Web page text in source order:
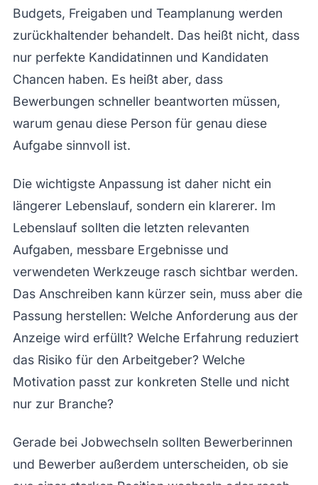
Budgets, Freigaben und Teamplanung werden
zurückhaltender behandelt. Das heißt nicht, dass
nur perfekte Kandidatinnen und Kandidaten
Chancen haben. Es heißt aber, dass
Bewerbungen schneller beantworten müssen,
warum genau diese Person für genau diese
Aufgabe sinnvoll ist.
Die wichtigste Anpassung ist daher nicht ein
längerer Lebenslauf, sondern ein klarerer. Im
Lebenslauf sollten die letzten relevanten
Aufgaben, messbare Ergebnisse und
verwendeten Werkzeuge rasch sichtbar werden.
Das Anschreiben kann kürzer sein, muss aber die
Passung herstellen: Welche Anforderung aus der
Anzeige wird erfüllt? Welche Erfahrung reduziert
das Risiko für den Arbeitgeber? Welche
Motivation passt zur konkreten Stelle und nicht
nur zur Branche?
Gerade bei Jobwechseln sollten Bewerberinnen
und Bewerber außerdem unterscheiden, ob sie